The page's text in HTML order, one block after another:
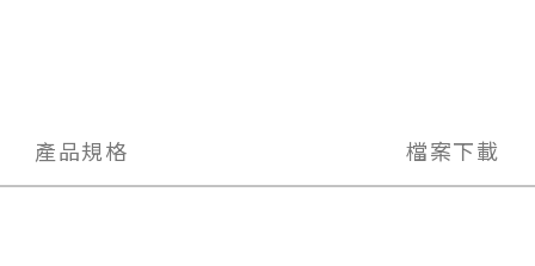
產品規格 檔案下載